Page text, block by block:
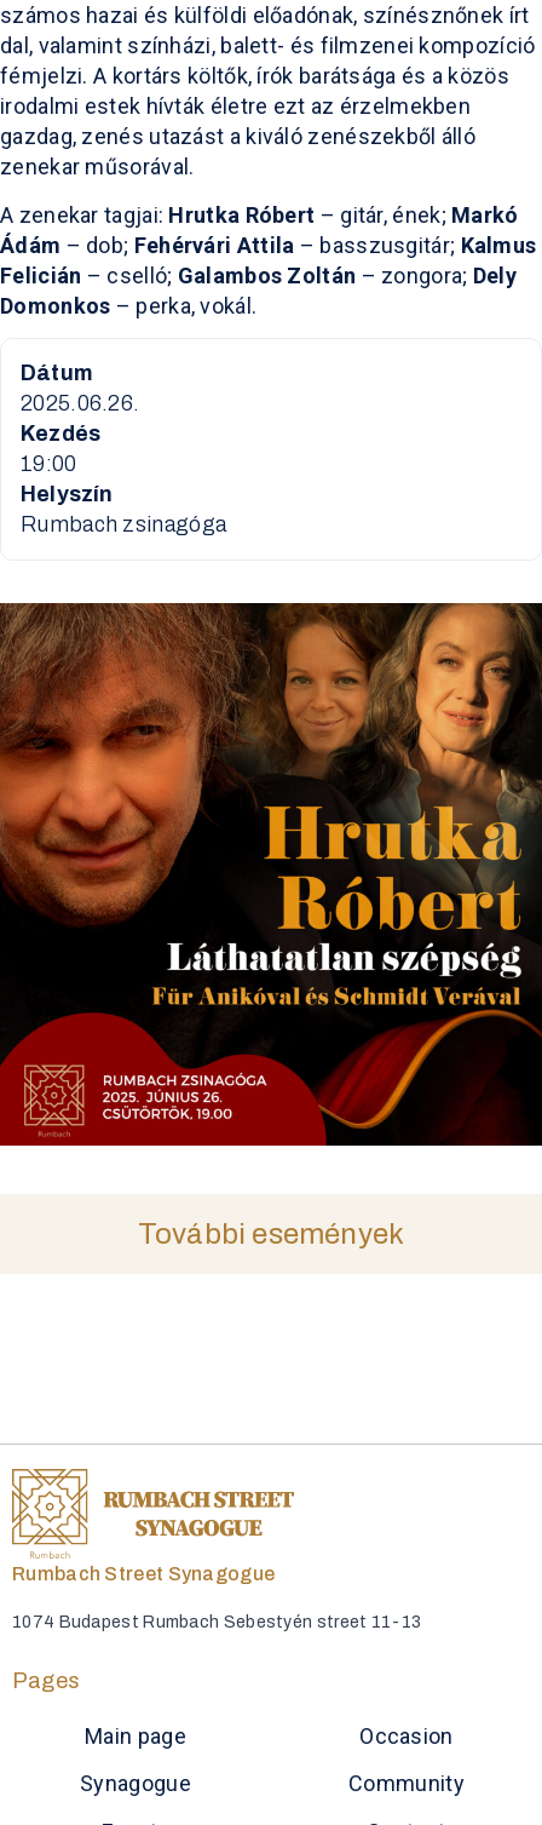
számos hazai és külföldi előadónak, színésznőnek írt
dal, valamint színházi, balett- és filmzenei kompozíció
fémjelzi. A kortárs költők, írók barátsága és a közös
irodalmi estek hívták életre ezt az érzelmekben
gazdag, zenés utazást a kiváló zenészekből álló
zenekar műsorával.
A zenekar tagjai: Hrutka Róbert – gitár, ének; Markó
Ádám – dob; Fehérvári Attila – basszusgitár; Kalmus
Felicián – cselló; Galambos Zoltán – zongora; Dely
Domonkos – perka, vokál.
Dátum
2025.06.26.
Kezdés
19:00
Helyszín
Rumbach zsinagóga
További események
Rumbach Street Synagogue
1074 Budapest Rumbach Sebestyén street 11-13
Pages
Main page
Synagogue
Occasion
Community